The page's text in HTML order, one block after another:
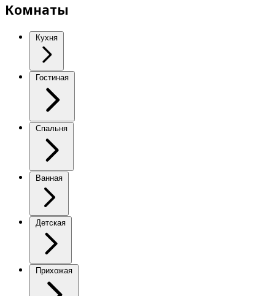
Комнаты
Кухня
Гостиная
Спальня
Ванная
Детская
Прихожая